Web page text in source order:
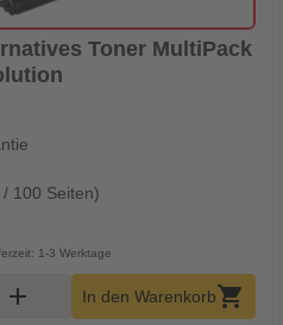
Toner MultiPack
100 Seiten)
1-3 Werktage
Menge
add In den Warenkorbshopping_cart